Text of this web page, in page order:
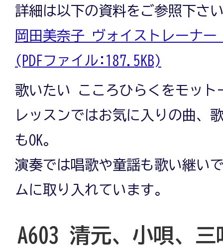
詳細は以下の資料をご参照下さ
岡田美奈子 ヴォイストレーナ
(PDFファイル:187.5KB)
歌いたい こころひらくをモット
レッスンではお気に入りの曲、
もOK。
演奏では唱歌や童謡も歌い継い
ムに取り入れています。
A603 清元、小唄、三